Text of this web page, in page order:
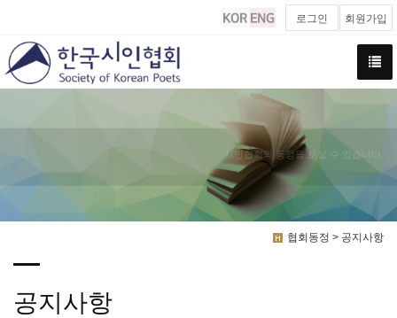
로그인 회원가입
시인협회의 동정을 보실 수 있습니다.
협회동정 > 공지사항
공지사항